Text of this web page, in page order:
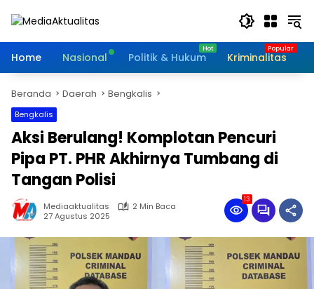
Home
Nasional Politik & Hukum Kriminalitas
Beranda Daerah Bengkalis
Bengkalis
Aksi Berulang! Komplotan Pencuri
Pipa PT. PHR Akhirnya Tumbang di
Tangan Polisi
Mediaaktualitas
2 Min Baca
27 Agustus 2025
13